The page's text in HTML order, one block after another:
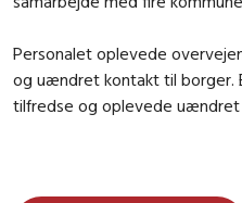
Personalet oplevede
og uændret kontakt til borger.
tilfredse og oplevede